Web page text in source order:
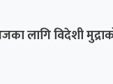
लागि विदेशी